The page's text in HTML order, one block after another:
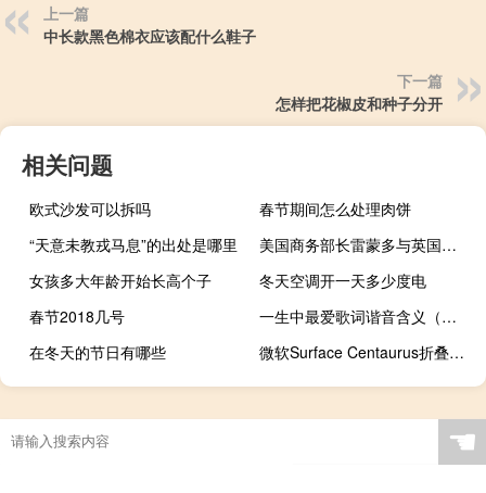
上一篇
中长款黑色棉衣应该配什么鞋子
下一篇
怎样把花椒皮和种子分开
相关问题
欧式沙发可以拆吗
春节期间怎么处理肉饼
“天意未教戎马息”的出处是哪里
美国商务部长雷蒙多与英国技术大臣Donelan讨论了人工智能的问题
女孩多大年龄开始长高个子
冬天空调开一天多少度电
春节2018几号
一生中最爱歌词谐音含义（一生中最爱歌词谐音）
在冬天的节日有哪些
微软Surface Centaurus折叠双屏设备概念视频：搭载Windows Lite
☚